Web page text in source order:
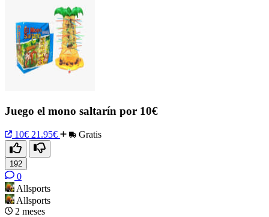
Juego el mono saltarín por 10€
10€ 21.95€ Gratis
192
0
Allsports
Allsports
2 meses